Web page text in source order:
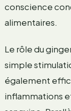
conscience
alimentaires.
Le rôle du
simple
également
inflammations